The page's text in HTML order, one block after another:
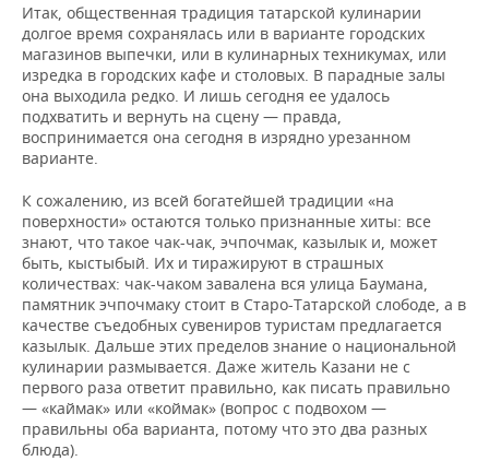
Итак, общественная традиция татарской кулинарии
долгое время сохранялась или в варианте городских
магазинов выпечки, или в кулинарных техникумах, или
изредка в городских кафе и столовых. В парадные залы
она выходила редко. И лишь сегодня ее удалось
подхватить и вернуть на сцену — правда,
воспринимается она сегодня в изрядно урезанном
варианте.
К сожалению, из всей богатейшей традиции «на
поверхности» остаются только признанные хиты: все
знают, что такое чак-чак, эчпочмак, казылык и, может
быть, кыстыбый. Их и тиражируют в страшных
количествах: чак-чаком завалена вся улица Баумана,
памятник эчпочмаку стоит в Старо-Татарской слободе, а в
качестве съедобных сувениров туристам предлагается
казылык. Дальше этих пределов знание о национальной
кулинарии размывается. Даже житель Казани не с
первого раза ответит правильно, как писать правильно
— «каймак» или «коймак» (вопрос с подвохом —
правильны оба варианта, потому что это два разных
блюда).